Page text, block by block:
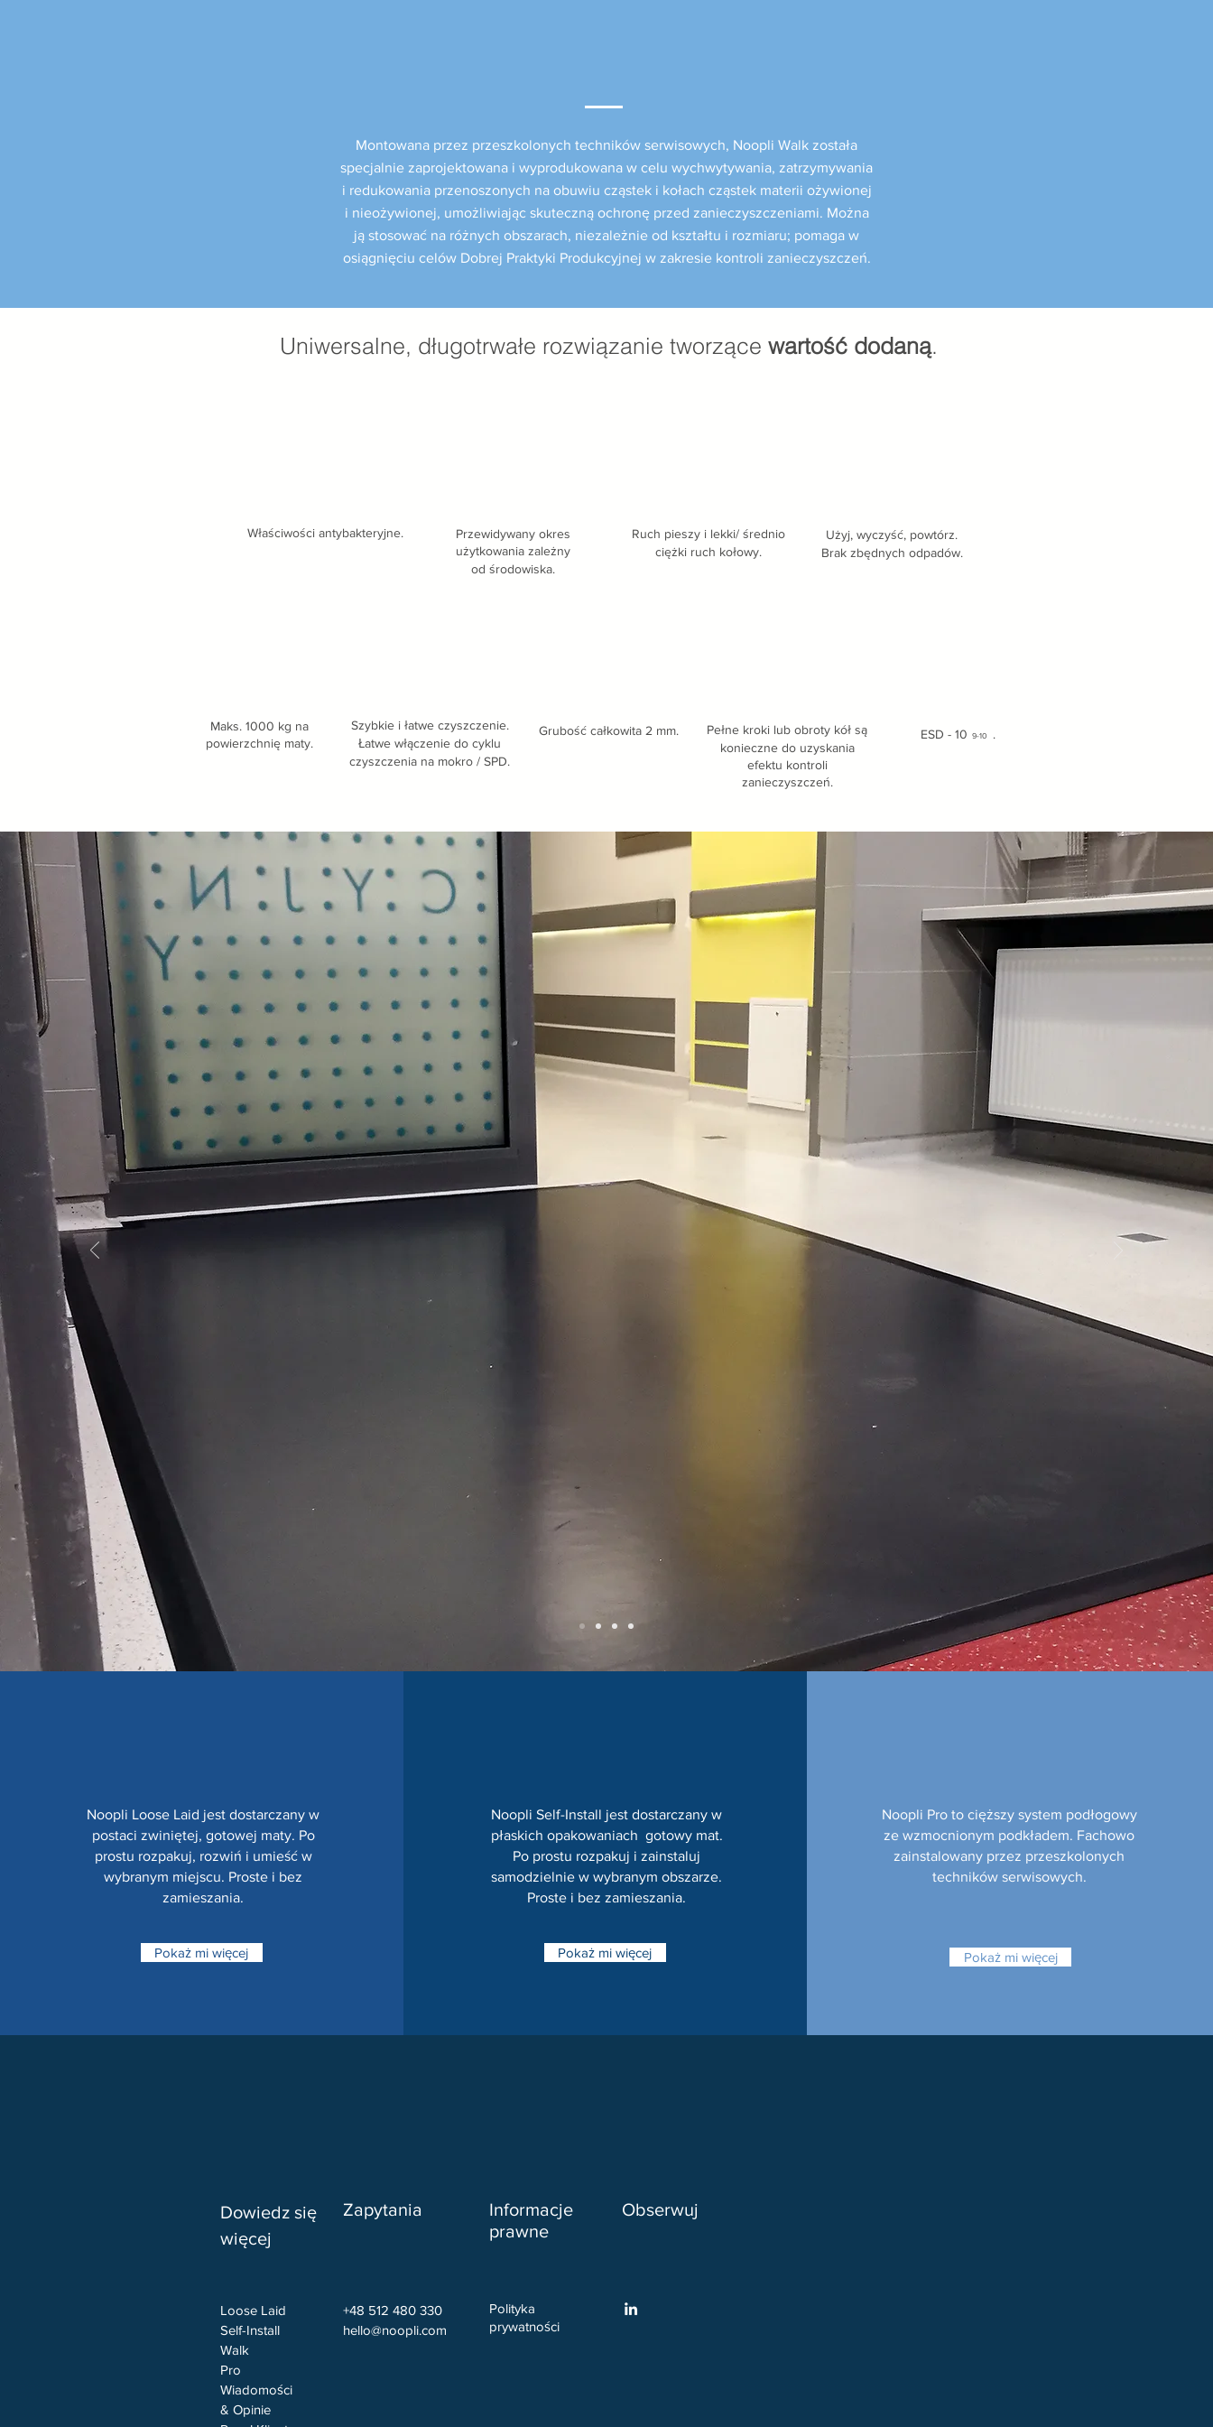
Montowana przez przeszkolonych techników serwisowych, Noopli Walk została
specjalnie zaprojektowana i wyprodukowana w celu wychwytywania, zatrzymywania
i redukowania przenoszonych na obuwiu cząstek i kołach cząstek materii ożywionej
i nieożywionej, umożliwiając skuteczną ochronę przed zanieczyszczeniami. Można
ją stosować na różnych obszarach, niezależnie od kształtu i rozmiaru; pomaga w
osiągnięciu celów Dobrej Praktyki Produkcyjnej w zakresie kontroli zanieczyszczeń.
Uniwersalne, długotrwałe rozwiązanie tworzące wartość dodaną.
Właściwości antybakteryjne.
Przewidywany okres
użytkowania zależny
od środowiska.
Ruch pieszy i lekki/ średnio
ciężki ruch kołowy.
Użyj, wyczyść, powtórz.
Brak zbędnych odpadów.
Maks. 1000 kg na
powierzchnię maty.
Szybkie i łatwe czyszczenie.
Łatwe włączenie do cyklu
czyszczenia na mokro / SPD.
Grubość całkowita 2 mm.
Pełne kroki lub obroty kół są
konieczne do uzyskania
efektu kontroli
zanieczyszczeń.
ESD - 10 9-10 .
Noopli Loose Laid jest dostarczany w
postaci zwiniętej, gotowej maty. Po
prostu rozpakuj, rozwiń i umieść w
wybranym miejscu. Proste i bez
zamieszania.
Pokaż mi więcej
Noopli Self-Install jest dostarczany w
płaskich opakowaniach gotowy mat.
Po prostu rozpakuj i zainstaluj
samodzielnie w wybranym obszarze.
Proste i bez zamieszania.
Pokaż mi więcej
Noopli Pro to cięższy system podłogowy
ze wzmocnionym podkładem. Fachowo
zainstalowany przez przeszkolonych
techników serwisowych.
Pokaż mi więcej
Dowiedz się
więcej
Zapytania
Informacje
prawne
Obserwuj
Loose Laid
Self-Install
Walk
Pro
Wiadomości
& Opinie
+48 512 480 330
hello@noopli.com
Polityka
prywatności